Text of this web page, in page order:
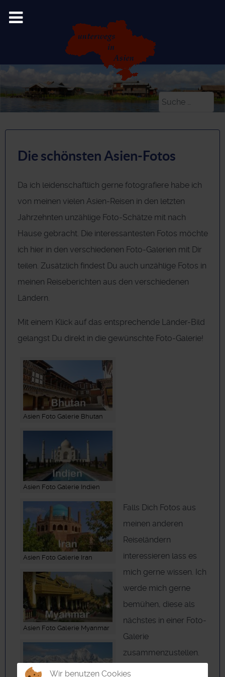
Suchen
Die schönsten Asien-Fotos
Da ich leidenschaftlich gerne fotografiere habe ich
von meinen vielen Asien-Reisen in den letzten
Jahrzehnten unzählige Foto-Schätze mit nach
Hause gebracht. Die interessantesten Fotos möchte
ich hier in den verschiedenen Foto-Galerien mit Dir
teilen. Zusätzlich findest Du auch unzählige Fotos in
meinen Reiseberichten aus den verschiedenen
Ländern.
Mit einem Klick auf das entsprechende Länder-Bild
gelangst Du direkt in die gewünschte Foto-Galerie!
Asien Foto Galerie Bhutan
Asien Foto Galerie Indien
Asien Foto Galerie Iran
Asien Foto Galerie Myanmar
Falls Dich Fotos aus
meinen anderen
Reiseländern
interessieren lass es
mich gerne wissen. Ich
werde mich gerne
bemühen, diese als
nächstes in einer Foto-
Galerie
zusammenzustellen.
Wir benutzen Cookies